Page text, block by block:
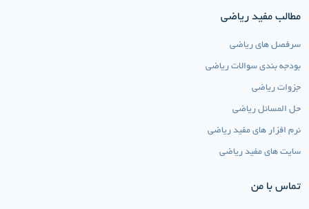
مطالب مفید ریاضی
سرفصل های ریاضی
بودجه بندی سوالات ریاضی
جزوات ریاضی
حل المسائل ریاضی
نرم افزار های مفید ریاضی
سایت های مفید ریاضی
تماس با من